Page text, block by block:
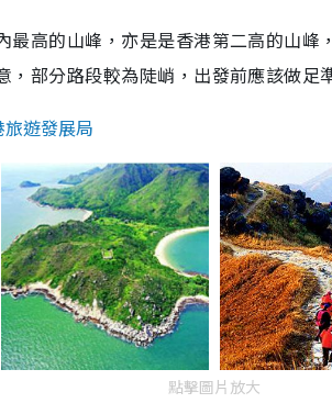
最高的山峰，亦是是香港第二高的山
，部分路段較為陡峭，出發前應該做足
旅遊發展局
點擊圖片放大